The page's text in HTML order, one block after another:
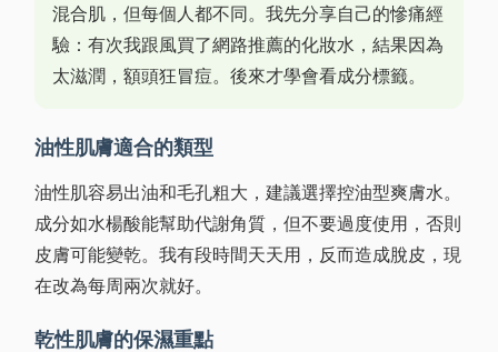
混合肌，但每個人都不同。我先分享自己的慘痛經
驗：有次我跟風買了網路推薦的化妝水，結果因為
太滋潤，額頭狂冒痘。後來才學會看成分標籤。
油性肌膚適合的類型
油性肌容易出油和毛孔粗大，建議選擇控油型爽膚水。
成分如水楊酸能幫助代謝角質，但不要過度使用，否則
皮膚可能變乾。我有段時間天天用，反而造成脫皮，現
在改為每周兩次就好。
乾性肌膚的保濕重點